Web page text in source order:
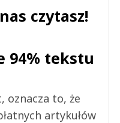
czytasz!
94% tekstu
oznacza to, że
artykułów